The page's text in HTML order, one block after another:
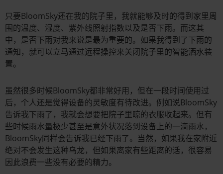
只要BloomSky还在我的院子里，我就能够及时的得到家里周
围的温度、湿度、紫外线照射指数以及是否下雨。而这其
中，是否下雨对我来说是最为重要的。如果我得到了下雨的
通知，就可以立马通过远程操控来关闭院子里的智能洒水装
置。
虽然很多时候BloomSky都非常好用，但在一段时间使用过
后，个人还是觉得设备的灵敏度有待改进。例如说BloomSky
告诉我下雨了，我就会想要把院子里晾的衣服收起来。但有
些时候雨水量极少甚至是意外状况落到设备上的一滴雨水，
BloomSky同样会告诉我已经下雨了。当然，如果我在家附近
绝对不会发生这种乌龙，但如果离家有些距离的话，很容易
因此浪费一些没有必要的精力。